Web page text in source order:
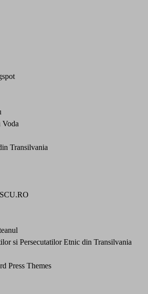
Voda
Transilvania
si Persecutatilor Etnic din Transilvania
Press Themes